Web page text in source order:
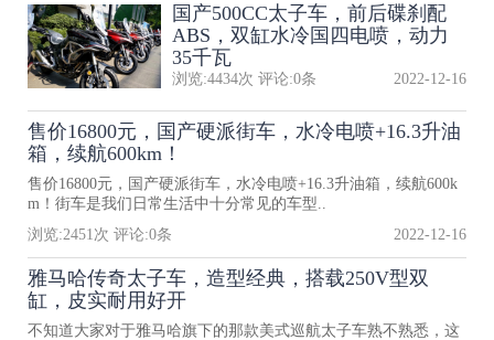
国产500CC太子车，前后碟刹配
ABS，双缸水冷国四电喷，动力
35千瓦
浏览:4434次 评论:0条 2022-12-16
售价16800元，国产硬派街车，水冷电喷+16.3升油
箱，续航600km！
售价16800元，国产硬派街车，水冷电喷+16.3升油箱，续航600k
m！街车是我们日常生活中十分常见的车型..
浏览:2451 次 评论:0条 2022-12-16
雅马哈传奇太子车，造型经典，搭载250V型双
缸，皮实耐用好开
不知道大家对于雅马哈旗下的那款美式巡航太子车熟不熟悉，这